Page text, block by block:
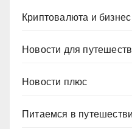
Криптовалюта и бизнес
Новости для
Новости плюс
Питаемся в